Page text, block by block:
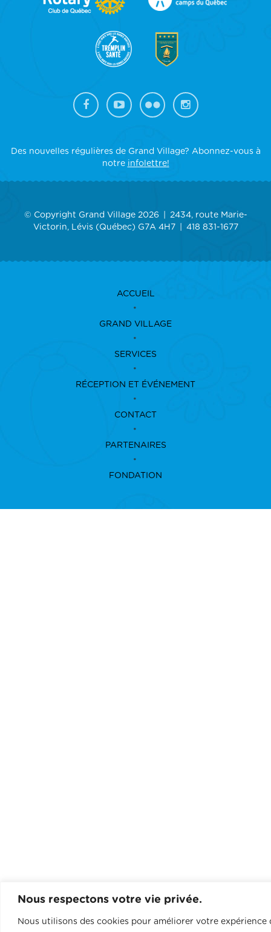
Nous respectons votre vie privée.
Nous utilisons des cookies pour améliorer votre expérience
SIDEBAR
Des nouvelles régulières de Grand Village? Abonnez-vous à
notre infolettre!
© Copyright Grand Village 2026
2434, route Marie-
Victorin, Lévis (Québec) G7A 4H7
418 831-1677
ACCUEIL
GRAND VILLAGE
SERVICES
RÉCEPTION ET ÉVÉNEMENT
CONTACT
PARTENAIRES
FONDATION